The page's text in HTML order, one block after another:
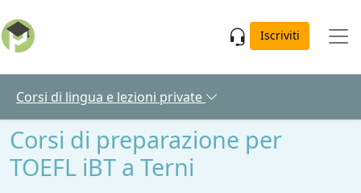
Iscriviti
Corsi di lingua e lezioni private
Corsi di preparazione per
TOEFL iBT a Terni